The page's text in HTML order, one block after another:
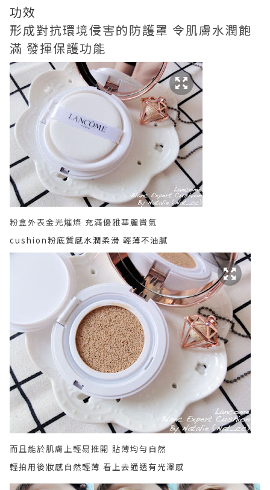
功效
形成對抗環境侵害的防護罩 令肌膚水潤飽
滿 發揮保護功能
粉盒外表金光熣燦 充滿優雅華麗貴氣
cushion粉底質感水潤柔滑 輕薄不油膩
而且能於肌膚上輕易推開 貼薄均勻自然
輕拍用後妝感自然輕薄 看上去通透有光澤感